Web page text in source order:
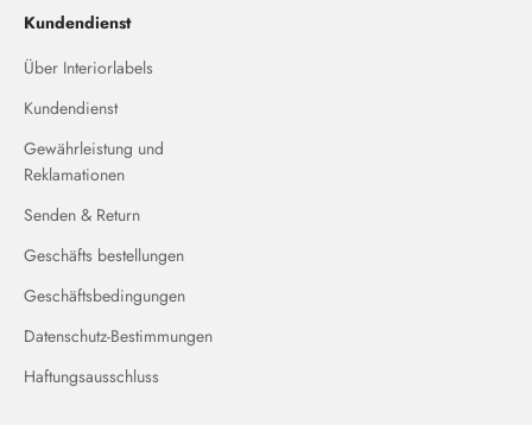
Kundendienst
Über Interiorlabels
Kundendienst
Gewährleistung und
Reklamationen
Senden & Return
Geschäfts bestellungen
Geschäftsbedingungen
Datenschutz-Bestimmungen
Haftungsausschluss